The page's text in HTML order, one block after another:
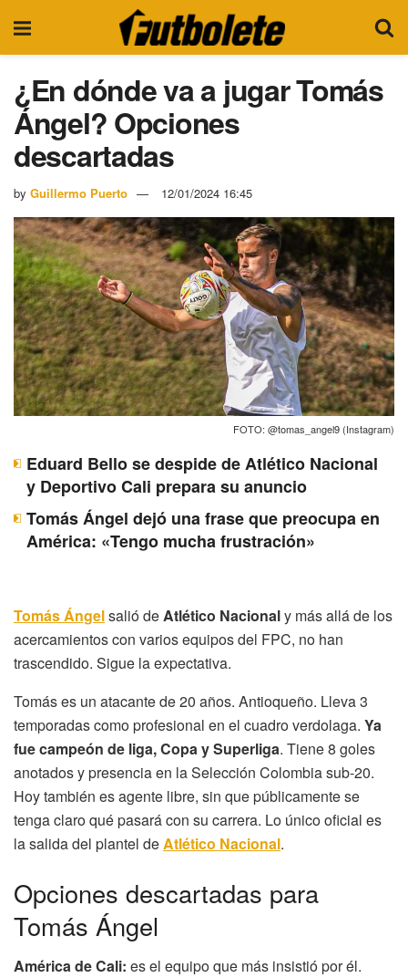
¿En dónde va a jugar Tomás
Ángel? Opciones
descartadas
by Guillermo Puerto 12/01/2024 16:45
FOTO: @tomas_angel9 (Instagram)
Eduard Bello se despide de Atlético Nacional
y Deportivo Cali prepara su anuncio
Tomás Ángel dejó una frase que preocupa en
América: «Tengo mucha frustración»
Tomás Ángelsalió deAtlético Nacionaly más allá de los
acercamientos con varios equipos del FPC, no han
trascendido. Sigue la expectativa.
Tomás es un atacante de 20 años. Antioqueño. Lleva 3
temporadas como profesional en el cuadro verdolaga. Ya
fue campeón de liga, Copa y Superliga. Tiene 8 goles
anotados y presencia en la Selección Colombia sub-20.
Hoy también es agente libre, sin que públicamente se
tenga claro qué pasará con su carrera. Lo único oficial es
la salida del plantel deAtlético Nacional.
Opciones descartadas para
Tomás Ángel
América de Cali: es el equipo que más insistió por él.